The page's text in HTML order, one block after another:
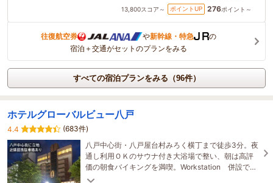
13,800スコア～ ポイントUP 276ポイント～
往復航空券 や新幹線・特急
の
宿泊＋交通がセットのプランをみる
すべての宿泊プランをみる（96件）
ホテルグローバルビュー八戸
4.4
(683件)
八戸中心街・八戸屋台村みろく横丁まで徒歩3分。夜
通し利用ＯＫのサウナ付き大浴場で整い、朝は高評
価の朝食バイキングを満喫。Workstation 併設で観
光も出張も快適な充実ステイ☆